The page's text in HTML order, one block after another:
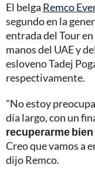
El belga Remco
segundo en la
entrada del Tour
manos del UAE y
esloveno Tadej
respectivamente.
"No estoy
día largo, con un
recuperarme
Creo que vamos a
dijo Remco.